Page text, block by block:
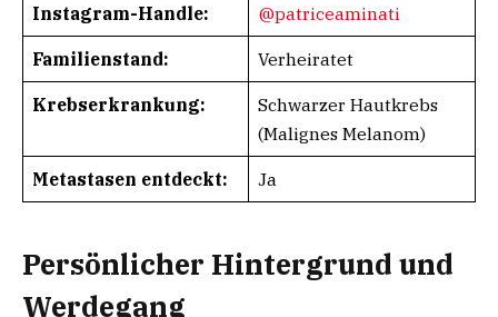
Instagram-Handle: @patriceaminati
Familienstand: Verheiratet
Krebserkrankung:
Schwarzer Hautkrebs
(Malignes Melanom)
Metastasen entdeckt: Ja
Persönlicher Hintergrund und
Werdegang